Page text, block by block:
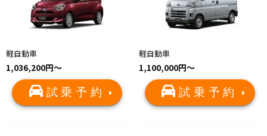
軽自動車
1,036,200円～
試乗予約
軽自動車
1,100,000円～
試乗予約